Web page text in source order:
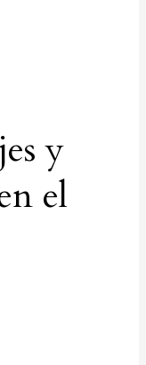
y
el